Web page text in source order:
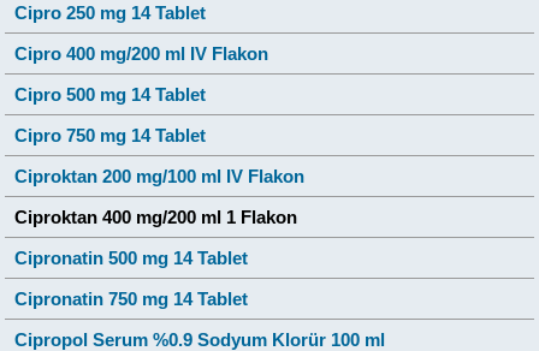
Cipro 250 mg 14 Tablet
Cipro 400 mg/200 ml IV Flakon
Cipro 500 mg 14 Tablet
Cipro 750 mg 14 Tablet
Ciproktan 200 mg/100 ml IV Flakon
Ciproktan 400 mg/200 ml 1 Flakon
Cipronatin 500 mg 14 Tablet
Cipronatin 750 mg 14 Tablet
Cipropol Serum %0.9 Sodyum Klorür 100 ml